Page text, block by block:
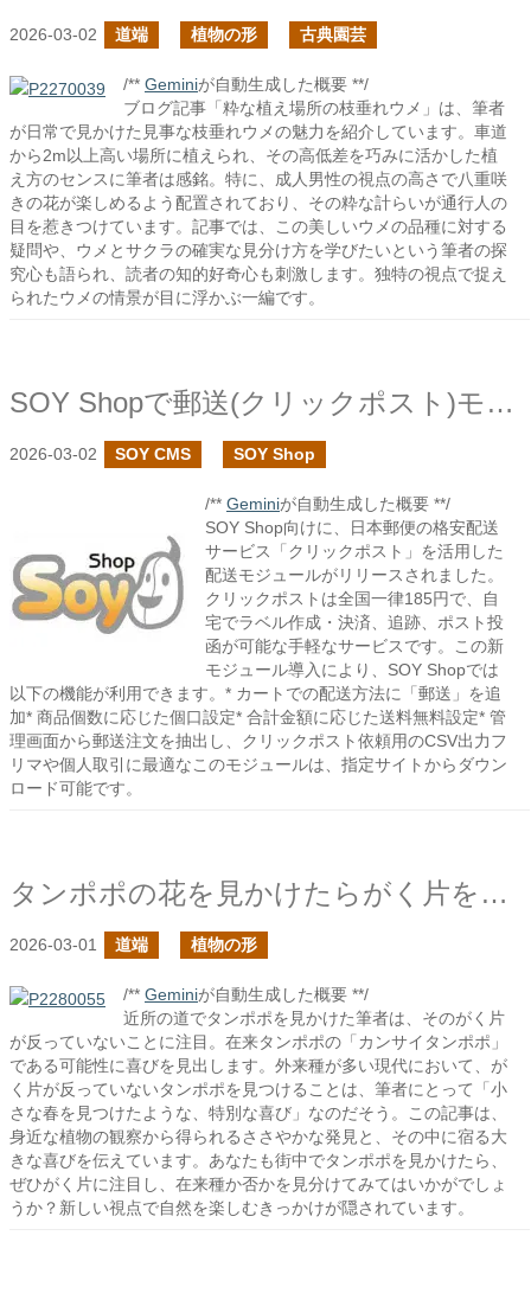
2026-03-02 道端 植物の形 古典園芸
/** Geminiが自動生成した概要 **/
ブログ記事「粋な植え場所の枝垂れウメ」は、筆者
が日常で見かけた見事な枝垂れウメの魅力を紹介しています。車道
から2m以上高い場所に植えられ、その高低差を巧みに活かした植
え方のセンスに筆者は感銘。特に、成人男性の視点の高さで八重咲
きの花が楽しめるよう配置されており、その粋な計らいが通行人の
目を惹きつけています。記事では、この美しいウメの品種に対する
疑問や、ウメとサクラの確実な見分け方を学びたいという筆者の探
究心も語られ、読者の知的好奇心も刺激します。独特の視点で捉え
られたウメの情景が目に浮かぶ一編です。
SOY Shopで郵送(クリックポスト)モジュールを作成しました
2026-03-02 SOY CMS SOY Shop
/** Geminiが自動生成した概要 **/
SOY Shop向けに、日本郵便の格安配送
サービス「クリックポスト」を活用した
配送モジュールがリリースされました。
クリックポストは全国一律185円で、自
宅でラベル作成・決済、追跡、ポスト投
函が可能な手軽なサービスです。この新
モジュール導入により、SOY Shopでは
以下の機能が利用できます。* カートでの配送方法に「郵送」を追
加* 商品個数に応じた個口設定* 合計金額に応じた送料無料設定* 管
理画面から郵送注文を抽出し、クリックポスト依頼用のCSV出力フ
リマや個人取引に最適なこのモジュールは、指定サイトからダウン
ロード可能です。
タンポポの花を見かけたらがく片を見たくなる
2026-03-01 道端 植物の形
/** Geminiが自動生成した概要 **/
近所の道でタンポポを見かけた筆者は、そのがく片
が反っていないことに注目。在来タンポポの「カンサイタンポポ」
である可能性に喜びを見出します。外来種が多い現代において、が
く片が反っていないタンポポを見つけることは、筆者にとって「小
さな春を見つけたような、特別な喜び」なのだそう。この記事は、
身近な植物の観察から得られるささやかな発見と、その中に宿る大
きな喜びを伝えています。あなたも街中でタンポポを見かけたら、
ぜひがく片に注目し、在来種か否かを見分けてみてはいかがでしょ
うか？新しい視点で自然を楽しむきっかけが隠されています。